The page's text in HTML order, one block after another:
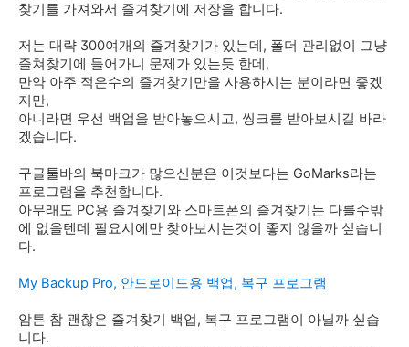
찾기를 가져와서 즐겨찾기에 저장을 합니다.
저는 대략 300여개의 즐겨찾기가 있는데, 폴더 관리없이 그냥
즐쳐찾기에 들어가니 문제가 있는듯 한데,
만약 아주 적은수의 즐겨찾기만을 사용하시는 분이라면 좋겠
지만,
아니라면 우선 백업을 받아놓으시고, 씽크를 받아보시길 바라
겠습니다.
구글툴바의 북마크가 많으신분은 이것보다는 GoMarks라는
프로그램을 추천합니다.
아무래도 PC용 즐겨찾기와 스마트폰의 즐겨찾기는 다를수밖
에 없을텐데 필요시에만 찾아보시는것이 좋지 않을까 싶습니
다.
My Backup Pro, 안드로이드용 백업, 복구 프로그램
암튼 참 괜찮은 즐겨찾기 백업, 복구 프로그램이 아닐까 싶습
니다.